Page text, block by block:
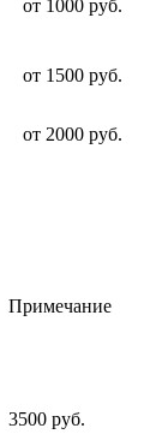
от 1000 руб.
от 1500 руб.
от 2000 руб.
Примечание
3500 руб.